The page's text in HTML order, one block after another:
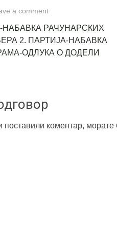
a comment
НАБАВКА РАЧУНАРСКИХ
2. ПАРТИЈА-НАБАВКА
ОДЛУКА О ДОДЕЛИ
поставили коментар, морате